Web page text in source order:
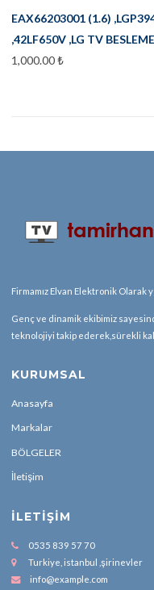
EAX66203001 (1.6)
,42LF650V ,LG TV
1,000.00₺
Firmamız Elvan Elektronik Olarak
Genç ve dinamik ekibimiz
teknolojiyi takip ederek,sürekli
KURUMSAL
Anasayfa
Markalar
BÖLGELER
İletişim
İLETIŞIM
0535 839 57 70
Turkiye, istanbul ,şirinevler
info@example.com